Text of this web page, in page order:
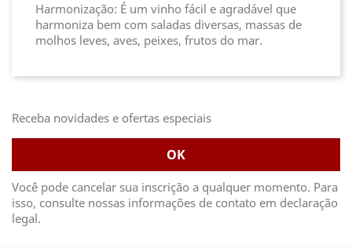
Harmonização: É um vinho fácil e agradável que
harmoniza bem com saladas diversas, massas de
molhos leves, aves, peixes, frutos do mar.
Receba novidades e ofertas especiais
Você pode cancelar sua inscrição a qualquer momento. Para
isso, consulte nossas informações de contato em declaração
legal.